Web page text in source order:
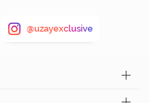
@uzayexclusive